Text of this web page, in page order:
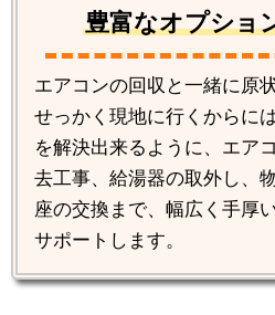
豊富なオプショ
エアコンの回収と一緒に原
せっかく現地に行くからに
を解決出来るように、エア
去工事、給湯器の取外し、
座の交換まで、幅広く手厚
サポートします。